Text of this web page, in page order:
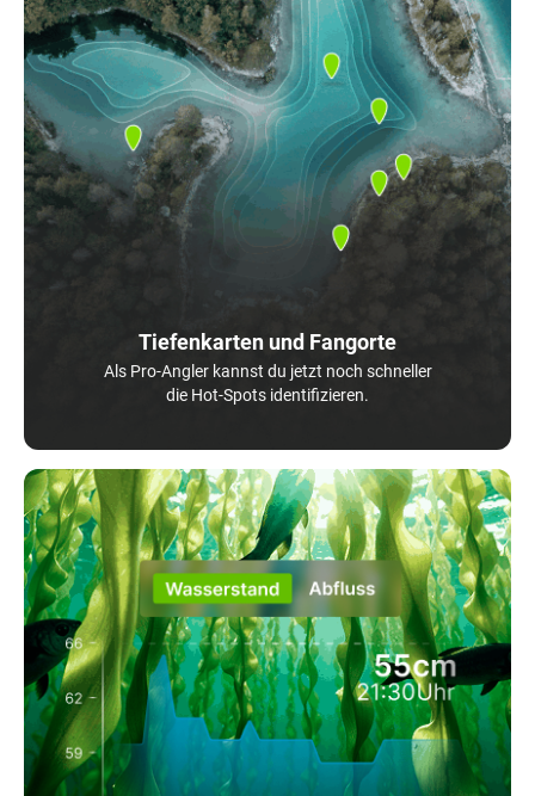
Tiefenkarten und Fangorte
Als Pro-Angler kannst du jetzt noch schneller
die Hot-Spots identifizieren.